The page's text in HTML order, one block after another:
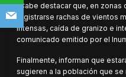
“Cabe destacar que, en
registrarse rachas de vientos
intensas, caída de granizo e
comunicado emitido por el
Finalmente, informan que
sugieren a la población que